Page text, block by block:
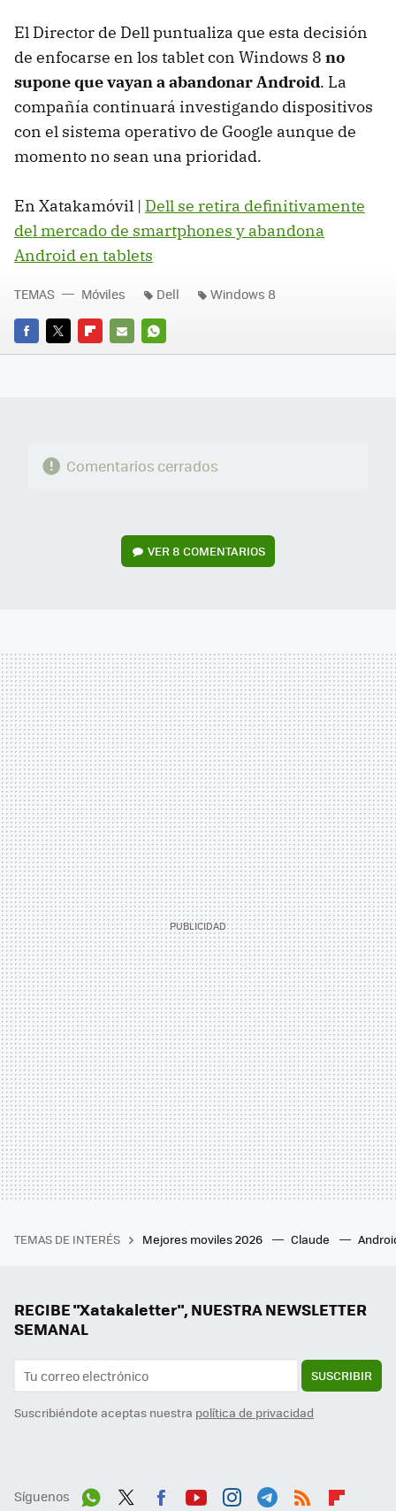
El Director de Dell puntualiza que esta decisión
de enfocarse en los tablet con Windows 8 no
supone que vayan a abandonar Android. La
compañía continuará investigando dispositivos
con el sistema operativo de Google aunque de
momento no sean una prioridad.
En Xatakamóvil | Dell se retira definitivamente
del mercado de smartphones y abandona
Android en tablets
FACEBOOK
TWITTERFLIPBOARD
E-
WHATSAPP
TEMAS Móviles Dell Windows 8
Comentarios cerrados
VER8 COMENTARIOS
TEMAS DE INTERÉS Mejores moviles 2026 Claude
RECIBE "Xatakaletter", NUESTRA NEWSLETTER
SEMANAL
SUSCRIBIR
Suscribiéndote aceptas nuestra política de privacidad
Síguenos